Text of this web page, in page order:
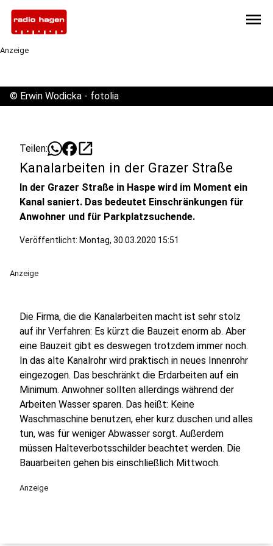
menu
Anzeige
© Erwin Wodicka - fotolia
Teilen: open_in_new
Kanalarbeiten in der Grazer Straße
In der Grazer Straße in Haspe wird im Moment ein
Kanal saniert. Das bedeutet Einschränkungen für
Anwohner und für Parkplatzsuchende.
Veröffentlicht: Montag, 30.03.2020 15:51
Anzeige
Die Firma, die die Kanalarbeiten macht ist sehr stolz
auf ihr Verfahren: Es kürzt die Bauzeit enorm ab. Aber
eine Bauzeit gibt es deswegen trotzdem immer noch.
In das alte Kanalrohr wird praktisch in neues Innenrohr
eingezogen. Das beschränkt die Erdarbeiten auf ein
Minimum. Anwohner sollten allerdings während der
Arbeiten Wasser sparen. Das heißt: Keine
Waschmaschine benutzen, eher kurz duschen und alles
tun, was für weniger Abwasser sorgt. Außerdem
müssen Halteverbotsschilder beachtet werden. Die
Bauarbeiten gehen bis einschließlich Mittwoch.
Anzeige